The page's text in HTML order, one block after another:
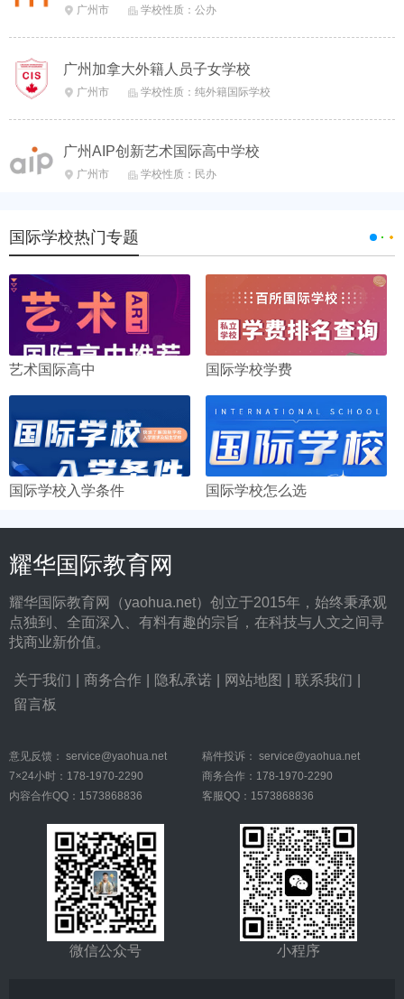
 广州市  学校性质：公办
广州加拿大外籍人员子女学校
 广州市  学校性质：纯外籍国际学校
广州AIP创新艺术国际高中学校
 广州市  学校性质：民办
国际学校热门专题
艺术国际高中 国际学校学费
国际学校入学条件 国际学校怎么选
耀华国际教育网
耀华国际教育网（yaohua.net）创立于2015年，始终秉承观
点独到、全面深入、有料有趣的宗旨，在科技与人文之间寻
找商业新价值。
关于我们 商务合作 隐私承诺 网站地图 联系我们
留言板
意见反馈： service@yaohua.net 稿件投诉： service@yaohua.net
7×24小时：178-1970-2290
商务合作：178-1970-2290
内容合作QQ：1573868836
客服QQ：1573868836
微信公众号 小程序